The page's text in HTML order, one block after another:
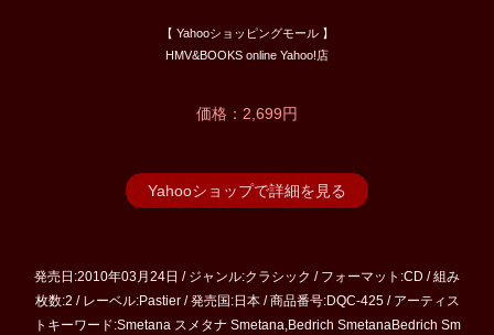
【 Yahooショッピングモール 】
HMV&BOOKS online Yahoo!店
価格：2,699円
Yahooショップで詳細を見る
発売日:2010年03月24日 / ジャンル:クラシック / フォーマット:CD / 組み
枚数:2 / レーベル:Pastier / 発売国:日本 / 商品番号:DQC-425 / アーティス
トキーワード:Smetana スメタナ Smetana,Bedrich SmetanaBedrich Sm